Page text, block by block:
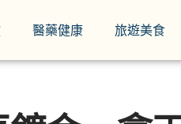
醫藥健康 旅遊美食